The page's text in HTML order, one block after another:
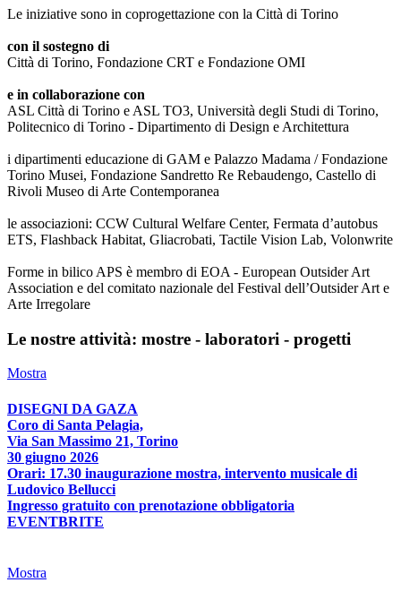
Le iniziative sono in coprogettazione con la Città di Torino
con il sostegno di
Città di Torino, Fondazione CRT e Fondazione OMI
e in collaborazione con
ASL Città di Torino e ASL TO3, Università degli Studi di Torino,
Politecnico di Torino - Dipartimento di Design e Architettura
i dipartimenti educazione di GAM e Palazzo Madama / Fondazione
Torino Musei, Fondazione Sandretto Re Rebaudengo, Castello di
Rivoli Museo di Arte Contemporanea
le associazioni: CCW Cultural Welfare Center, Fermata d’autobus
ETS, Flashback Habitat, Gliacrobati, Tactile Vision Lab, Volonwrite
Forme in bilico APS è membro di EOA - European Outsider Art
Association e del comitato nazionale del Festival dell’Outsider Art e
Arte Irregolare
Le nostre attività: mostre - laboratori - progetti
Mostra
DISEGNI DA GAZA
Coro di Santa Pelagia,
Via San Massimo 21, Torino
30 giugno 2026
Orari: 17.30 inaugurazione mostra, intervento musicale di
Ludovico Bellucci
Ingresso gratuito con prenotazione obbligatoria
EVENTBRITE
Mostra